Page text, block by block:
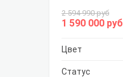
2 594 990 руб
1 590 000 руб
Цвет
Статус